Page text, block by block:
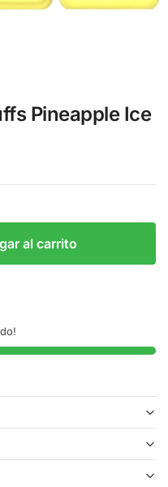
Pineapple Ice
al carrito